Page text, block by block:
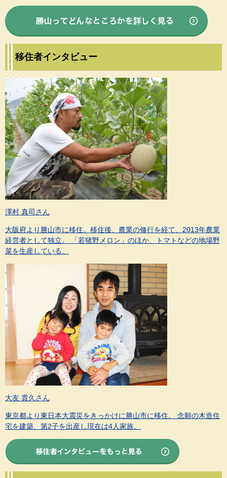
移住者インタビュー
澤村 真司さん
大阪府より勝山市に移住。移住後、農業の修行を経て、2013年農業
経営者として独立。 「若猪野メロン」のほか、トマトなどの地場野
菜を生産している。
大友 貴久さん
東京都より東日本大震災をきっかけに勝山市に移住。 念願の木造住
宅を建築、第2子を出産し現在は4人家族。